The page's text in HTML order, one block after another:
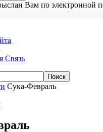
Вам по электронной
Связь
Сука-Февраль